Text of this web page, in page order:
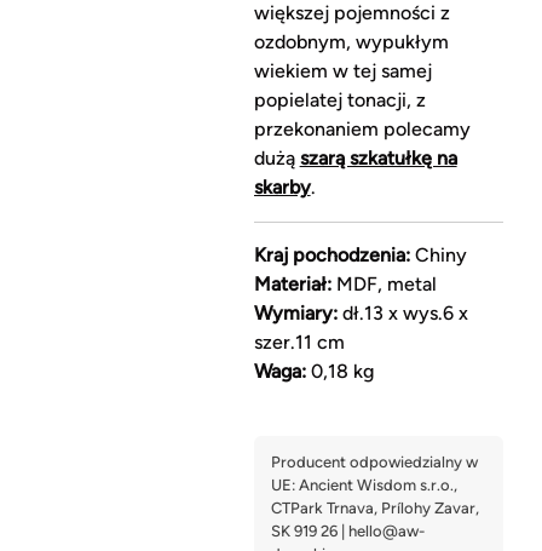
większej pojemności z
ozdobnym, wypukłym
wiekiem w tej samej
popielatej tonacji, z
przekonaniem polecamy
dużą szarą szkatułkę na
skarby.
Kraj pochodzenia:Chiny
Materiał:MDF, metal
Wymiary:dł.13 x wys.6 x
szer.11 cm
Waga:0,18 kg